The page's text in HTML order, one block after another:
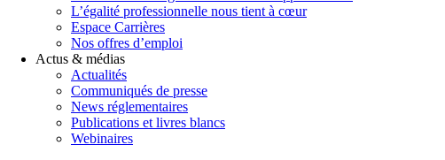
L’égalité professionnelle nous tient à cœur
Espace Carrières
Nos offres d’emploi
Actus & médias
Actualités
Communiqués de presse
News réglementaires
Publications et livres blancs
Webinaires